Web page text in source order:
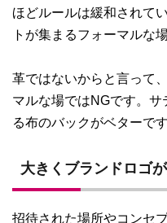
ほどルールは緩和されて
トが集まるフォーマルな
革ではないからと言って
マルな場ではNGです。
る布のバックがベターです
大きくブランドロゴ
招待された場所やコンセ